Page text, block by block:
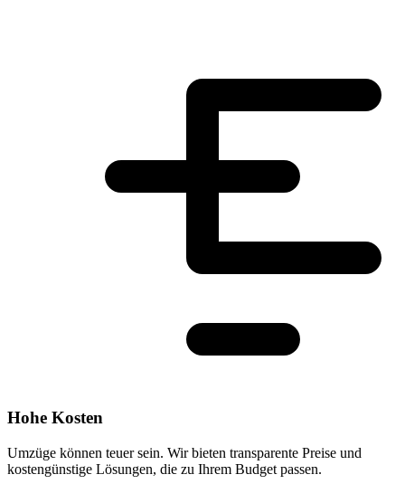
Hohe Kosten
Umzüge können teuer sein. Wir bieten transparente Preise und
kostengünstige Lösungen, die zu Ihrem Budget passen.